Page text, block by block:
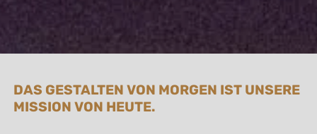
DAS GESTALTEN VON MORGEN IST UNSERE
MISSION VON HEUTE.